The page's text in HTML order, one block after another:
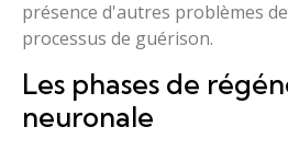
présence d'autres problèmes
processus de guérison.
Les phases de
neuronale